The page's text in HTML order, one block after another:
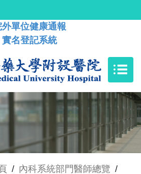
外單位健康通報
實名登記系統
/ 內科系統部門醫師總覽 /